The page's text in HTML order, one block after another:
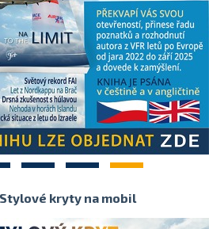
2 3 4
Stylové kryty na mobil